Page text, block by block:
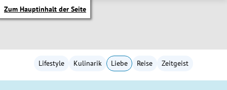
Zum Hauptinhalt der Seite
Lifestyle Kulinarik Liebe Reise Zeitgeist